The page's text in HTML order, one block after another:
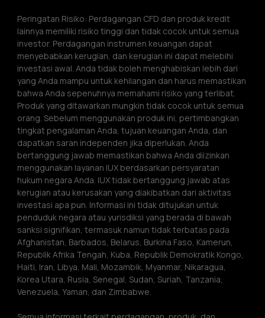
Peringatan Risiko: Perdagangan CFD dan produk kredit
lainnya memiliki risiko tinggi dan tidak cocok untuk semua
investor. Perdagangan instrumen keuangan dapat
menyebabkan kerugian, dan kerugian ini dapat melebihi
investasi awal. Anda tidak boleh menghabiskan lebih dari
yang Anda mampu untuk kehilangan dan harus memastikan
bahwa Anda sepenuhnya memahami risiko yang terlibat.
Produk yang ditawarkan mungkin tidak cocok untuk semua
orang. Sebelum menggunakan produk ini, pertimbangkan
tingkat pengalaman Anda, tujuan keuangan Anda, dan
dapatkan saran independen jika diperlukan. Anda
bertanggung jawab memastikan bahwa Anda diizinkan
menggunakan layanan IUX berdasarkan persyaratan
hukum negara Anda. IUX tidak bertanggung jawab atas
kerugian atau kerusakan yang diakibatkan dari aktivitas
investasi apa pun. Informasi ini tidak ditujukan untuk
penduduk negara atau yurisdiksi yang berada di bawah
sanksi signifikan, termasuk namun tidak terbatas pada
Afghanistan, Barbados, Belarus, Burkina Faso, Kamerun,
Republik Afrika Tengah, Kuba, Republik Demokratik Kongo,
Haiti, Iran, Libya, Mali, Mozambik, Myanmar, Nikaragua,
Korea Utara, Rusia, Senegal, Sudan, Suriah, Tanzania,
Venezuela, Yaman, dan Zimbabwe.